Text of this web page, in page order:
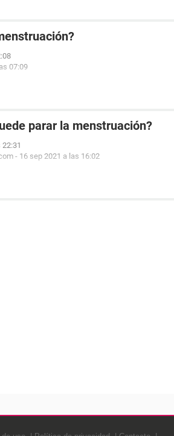
07:09
parar la menstruación?
- 16 sep 2021 a las 16:02